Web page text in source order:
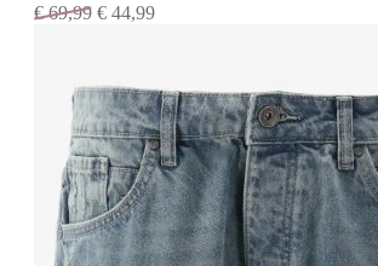
€69,99 € 44,99